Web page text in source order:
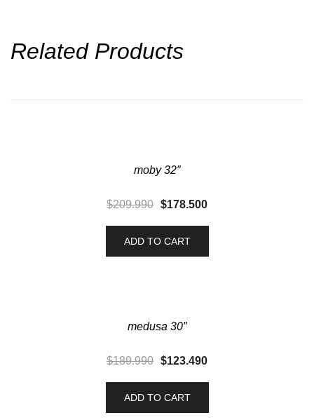
Related Products
moby 32″
$209.990 $178.500
ADD TO CART
medusa 30″
$189.990 $123.490
ADD TO CART